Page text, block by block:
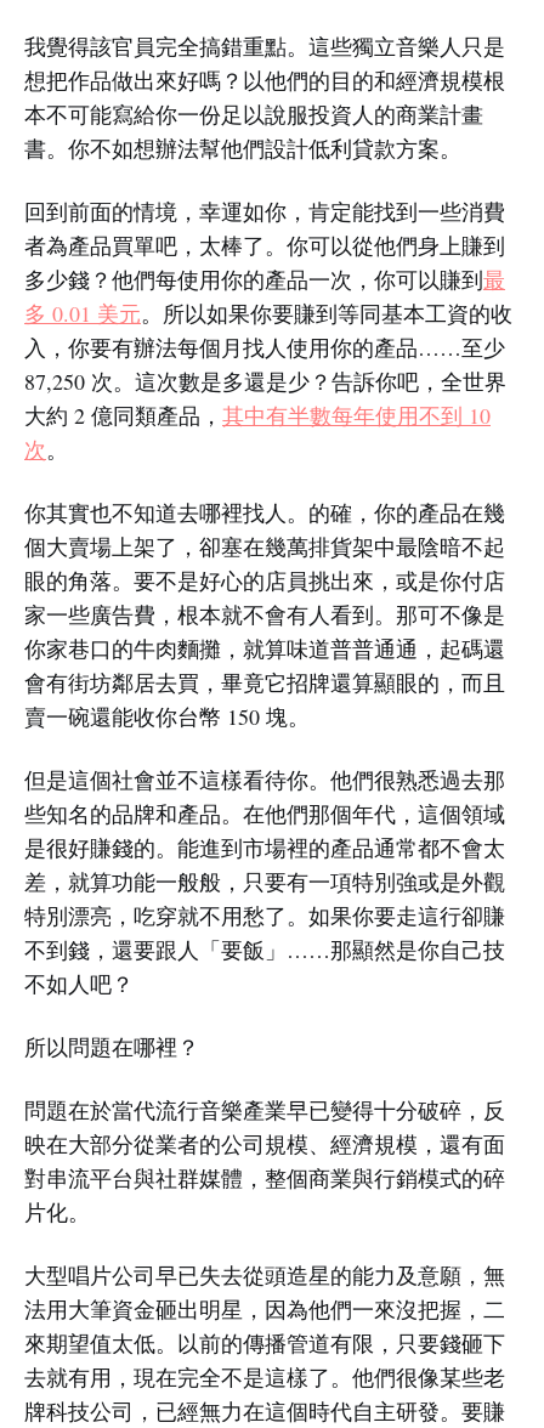
我覺得該官員完全搞錯重點。這些獨立音樂人只是
想把作品做出來好嗎？以他們的目的和經濟規模根
本不可能寫給你一份足以說服投資人的商業計畫
書。你不如想辦法幫他們設計低利貸款方案。
回到前面的情境，幸運如你，肯定能找到一些消費
者為產品買單吧，太棒了。你可以從他們身上賺到
多少錢？他們每使用你的產品一次，你可以賺到最
多 0.01 美元。所以如果你要賺到等同基本工資的收
入，你要有辦法每個月找人使用你的產品……至少
87,250 次。這次數是多還是少？告訴你吧，全世界
大約 2 億同類產品， 其中有半數每年使用不到 10
次。
你其實也不知道去哪裡找人。的確，你的產品在幾
個大賣場上架了，卻塞在幾萬排貨架中最陰暗不起
眼的角落。要不是好心的店員挑出來，或是你付店
家一些廣告費，根本就不會有人看到。那可不像是
你家巷口的牛肉麵攤，就算味道普普通通，起碼還
會有街坊鄰居去買，畢竟它招牌還算顯眼的，而且
賣一碗還能收你台幣 150 塊。
但是這個社會並不這樣看待你。他們很熟悉過去那
些知名的品牌和產品。在他們那個年代，這個領域
是很好賺錢的。能進到市場裡的產品通常都不會太
差，就算功能一般般，只要有一項特別強或是外觀
特別漂亮，吃穿就不用愁了。如果你要走這行卻賺
不到錢，還要跟人「要飯」……那顯然是你自己技
不如人吧？
所以問題在哪裡？
問題在於當代流行音樂產業早已變得十分破碎，反
映在大部分從業者的公司規模、經濟規模，還有面
對串流平台與社群媒體，整個商業與行銷模式的碎
片化。
大型唱片公司早已失去從頭造星的能力及意願，無
法用大筆資金砸出明星，因為他們一來沒把握，二
來期望值太低。以前的傳播管道有限，只要錢砸下
去就有用，現在完全不是這樣了。他們很像某些老
牌科技公司，已經無力在這個時代自主研發。要賺